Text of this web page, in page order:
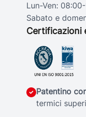
Lun-Ven:
Sabato e
Certificazioni
Patentino
termici